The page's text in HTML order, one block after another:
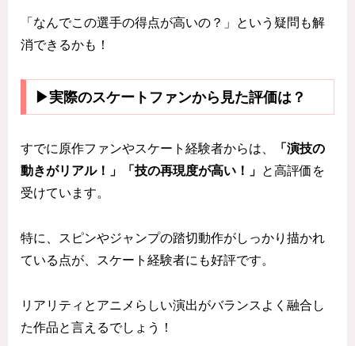
「なんでこの選手の得点が高いの？」という疑問も解
消できるかも！
▶実際のスケートファンから見た評価は？
すでに原作ファンやスケート経験者からは、
「演技の
動きがリアル！」「技の再現度が高い！」 と高評価を
受けています。
特に、スピンやジャンプの踏切動作がしっかり描かれ
ている点が、スケート経験者にも好評です。
リアリティとアニメらしい演出がバランスよく融合し
た作品と言えるでしょう！